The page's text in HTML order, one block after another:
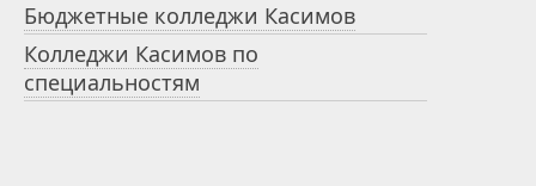
Бюджетные колледжи Касимов
Колледжи Касимов по
специальностям